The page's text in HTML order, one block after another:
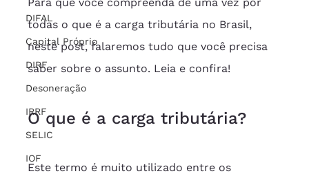
DIFAL
Capital Próprio
DIRF
Desoneração
IRRF
SELIC
IOF
todas o que é a carga tributária no Brasil,
neste post, falaremos tudo que você precisa
saber sobre o assunto. Leia e confira!
O que é a carga tributária?
Este termo é muito utilizado entre os